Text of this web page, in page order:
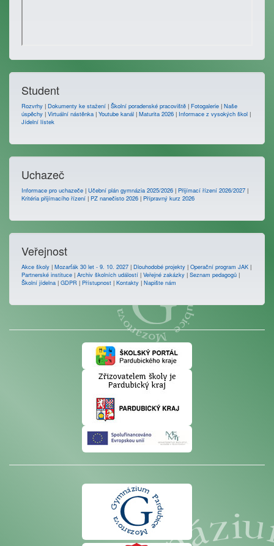
Student
Rozvrhy | Dokumenty ke stažení | Školní poradenské pracoviště | Fotogalerie | Naše
úspěchy | Virtuální nástěnka | Youtube kanál | Maturita 2026 | Informace z vysokých škol |
Jídelní lístek
Uchazeč
Informace pro uchazeče | Učební plán gymnázia 2025/2026 | Přijímací řízení 2026/2027 |
Kritéria přijímacího řízení | PZ nanečisto 2026 | Přípravný kurz 2026
Veřejnost
Akce školy | Mozarťák 30 let - 9. 10. 2027 | Dlouhodobé projekty | Operační program JAK |
Partnerské instituce | Archiv školních událostí | Veřejné zakázky | Seznam pedagogů |
Školní jídelna | GDPR | Přístupnost | Kontakty | Napište nám